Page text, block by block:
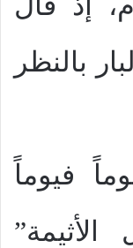
بالنظر
فيوماً
الأثيمة”